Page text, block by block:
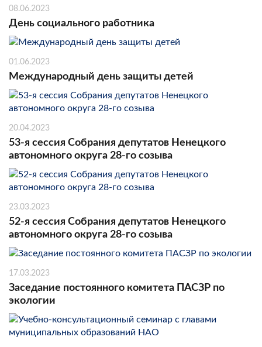
08.06.2023
День социального работника
01.06.2023
Международный день защиты детей
20.04.2023
53-я сессия Собрания депутатов Ненецкого
автономного округа 28-го созыва
23.03.2023
52-я сессия Собрания депутатов Ненецкого
автономного округа 28-го созыва
17.03.2023
Заседание постоянного комитета ПАСЗР по
экологии